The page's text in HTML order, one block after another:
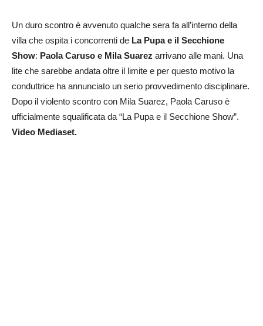
Un duro scontro è avvenuto qualche sera fa all’interno della
villa che ospita i concorrenti de La Pupa e il Secchione
Show: Paola Caruso e Mila Suarez arrivano alle mani. Una
lite che sarebbe andata oltre il limite e per questo motivo la
conduttrice ha annunciato un serio provvedimento disciplinare.
Dopo il violento scontro con Mila Suarez, Paola Caruso è
ufficialmente squalificata da “La Pupa e il Secchione Show”.
Video Mediaset.